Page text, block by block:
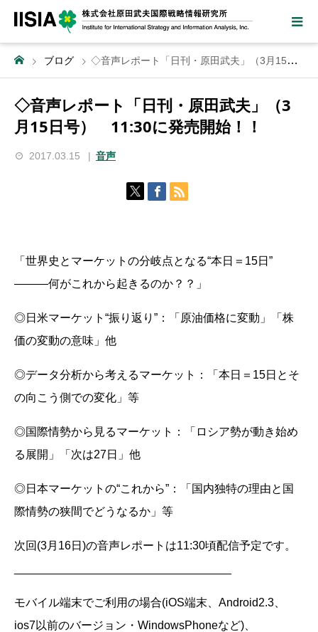
ブログ ◇音声レポート「日刊・原田武夫」（3月15日号） 11:30に発売開始！！
◇音声レポート「日刊・原田武夫」（3
月15日号） 11:30に発売開始！！
2017.03.15 音声
「世界史とマーケットの分岐点となる“本日＝15日”
―――何がこれから起きるのか？？」
◎日米マーケット“振り返り”：「原油価格に変動」「株
価の変動の意味」他
◎データ分析から考えるマーケット：「本日＝15日とそ
の向こう側での変化」等
◎国際情勢から見るマーケット：「ロシア勢が動き始め
る展開」「次は27日」他
◎日本マーケットの“これから”：「国内独特の理由と国
際情勢の狭間でどうなるか」等
次回(3月16日)の音声レポートは11:30頃配信予定です。
モバイル端末でご利用の場合(iOS端末、Android2.3、
ios7以前のバージョン・WindowsPhoneなど)、